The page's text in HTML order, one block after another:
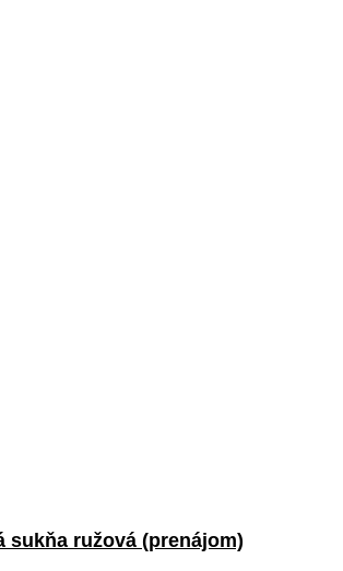
sukňa ružová (prenájom)